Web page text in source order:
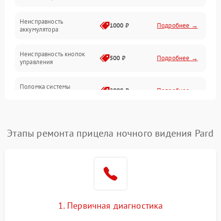
Неисправность
аккумулятора
1000 ₽ Подробнее →
Неисправность кнопок
управления
500 ₽ Подробнее →
Поломка системы
2000 ₽ Подробнее →
1000 ₽
Этапы ремонта прицела ночного видения Pard
1. Первичная диагностика